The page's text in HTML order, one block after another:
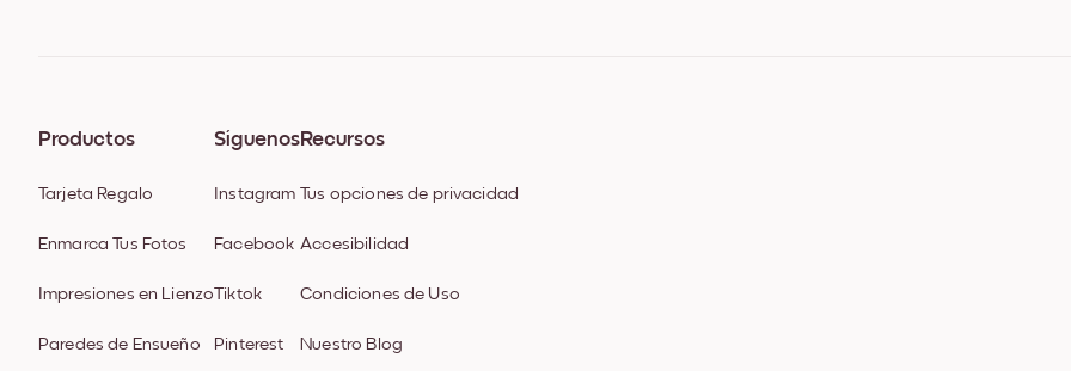
Productos
Tarjeta Regalo
Enmarca Tus Fotos
Impresiones en Lienzo
Paredes de Ensueño
Síguenos
Instagram
Facebook
Tiktok
Pinterest
Recursos
Tus opciones de privacidad
Accesibilidad
Condiciones de Uso
Nuestro Blog